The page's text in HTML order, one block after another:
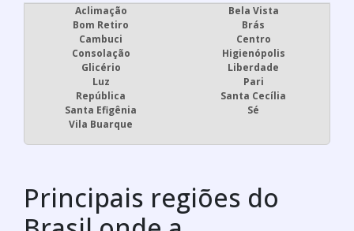
Aclimação
Bela Vista
Bom Retiro
Brás
Cambuci
Centro
Consolação
Higienópolis
Glicério
Liberdade
Luz
Pari
República
Santa Cecília
Santa Efigênia
Sé
Vila Buarque
Principais regiões do